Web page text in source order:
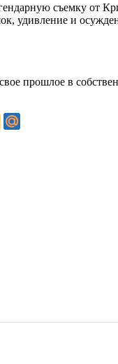
съемку от
удивление и
прошлое в